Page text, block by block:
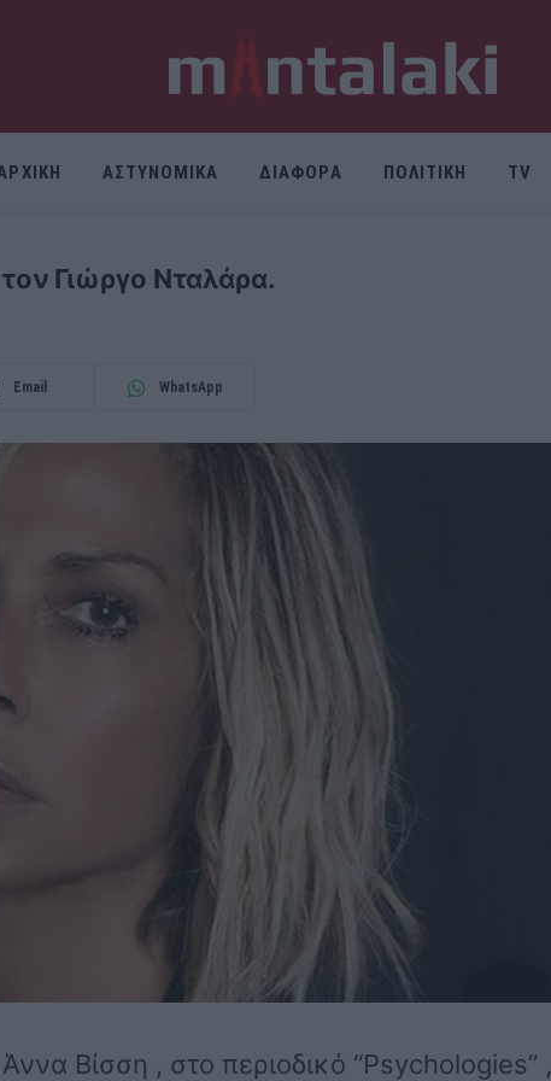
ΑΣΤΥΝΟΜΙΚΑ ΔΙΑΦΟΡΑ ΠΟΛΙΤΙΚΗ TV
Γιώργο Νταλάρα.
Email WhatsApp
Βίσση , στο περιοδικό “Psychologies” ,